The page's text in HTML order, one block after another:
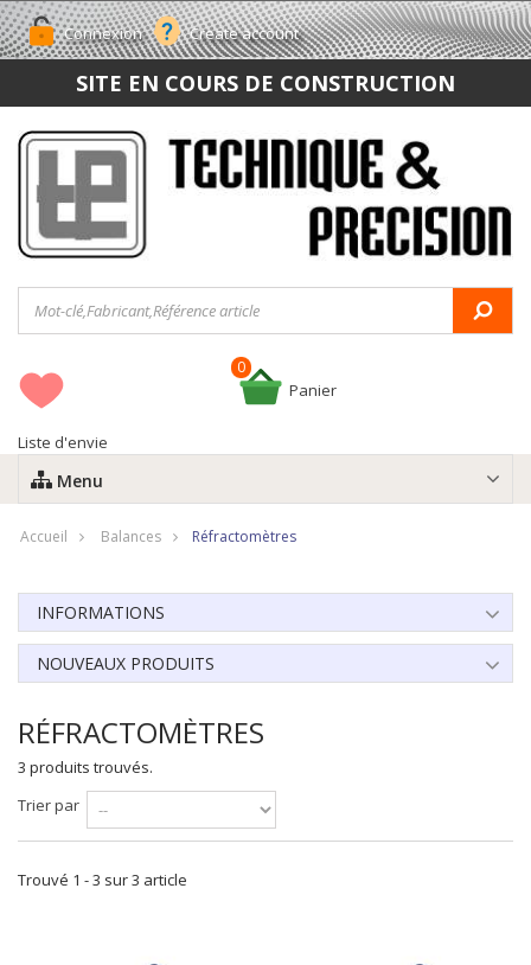
Connexion Create account
SITE EN COURS DE CONSTRUCTION
Liste d'envie
Panier
0
Menu
Accueil Balances Réfractomètres
INFORMATIONS
NOUVEAUX PRODUITS
RÉFRACTOMÈTRES
3 produits trouvés.
Trier par
Trouvé 1 - 3 sur 3 article